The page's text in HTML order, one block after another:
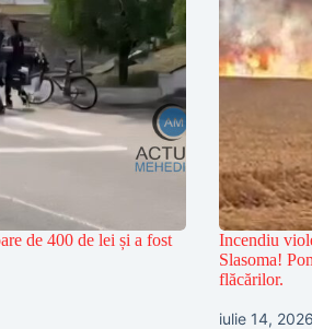
de 400 de lei și a fost
Incendiu
Slasoma!
flăcărilor.
iulie 14, 2026